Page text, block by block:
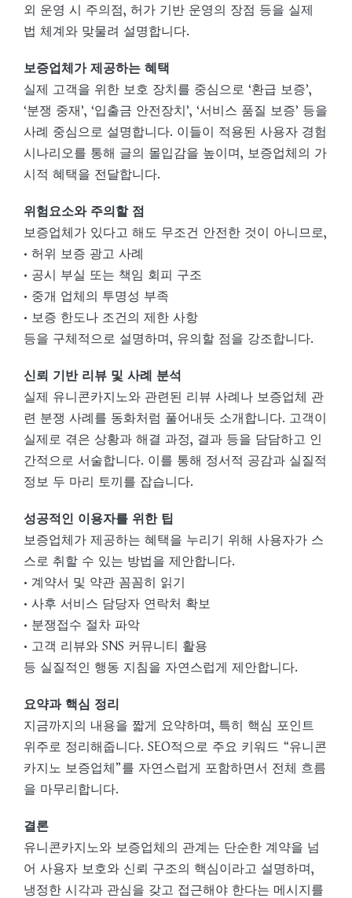
외 운영 시 주의점, 허가 기반 운영의 장점 등을 실제
법 체계와 맞물려 설명합니다.
보증업체가 제공하는 혜택
실제 고객을 위한 보호 장치를 중심으로 ‘환급 보증’,
‘분쟁 중재’, ‘입출금 안전장치’, ‘서비스 품질 보증’ 등을
사례 중심으로 설명합니다. 이들이 적용된 사용자 경험
시나리오를 통해 글의 몰입감을 높이며, 보증업체의 가
시적 혜택을 전달합니다.
위험요소와 주의할 점
보증업체가 있다고 해도 무조건 안전한 것이 아니므로,
• 허위 보증 광고 사례
• 공시 부실 또는 책임 회피 구조
• 중개 업체의 투명성 부족
• 보증 한도나 조건의 제한 사항
등을 구체적으로 설명하며, 유의할 점을 강조합니다.
신뢰 기반 리뷰 및 사례 분석
실제 유니콘카지노와 관련된 리뷰 사례나 보증업체 관
련 분쟁 사례를 동화처럼 풀어내듯 소개합니다. 고객이
실제로 겪은 상황과 해결 과정, 결과 등을 담담하고 인
간적으로 서술합니다. 이를 통해 정서적 공감과 실질적
정보 두 마리 토끼를 잡습니다.
성공적인 이용자를 위한 팁
보증업체가 제공하는 혜택을 누리기 위해 사용자가 스
스로 취할 수 있는 방법을 제안합니다.
• 계약서 및 약관 꼼꼼히 읽기
• 사후 서비스 담당자 연락처 확보
• 분쟁접수 절차 파악
• 고객 리뷰와 SNS 커뮤니티 활용
등 실질적인 행동 지침을 자연스럽게 제안합니다.
요약과 핵심 정리
지금까지의 내용을 짧게 요약하며, 특히 핵심 포인트
위주로 정리해줍니다. SEO적으로 주요 키워드 “유니콘
카지노 보증업체”를 자연스럽게 포함하면서 전체 흐름
을 마무리합니다.
결론
유니콘카지노와 보증업체의 관계는 단순한 계약을 넘
어 사용자 보호와 신뢰 구조의 핵심이라고 설명하며,
냉정한 시각과 관심을 갖고 접근해야 한다는 메시지를